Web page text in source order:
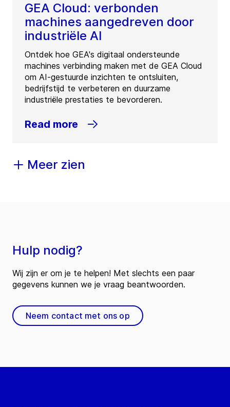
GEA Cloud: verbonden
machines aangedreven door
industriële AI
Ontdek hoe GEA's digitaal ondersteunde
machines verbinding maken met de GEA Cloud
om AI-gestuurde inzichten te ontsluiten,
bedrijfstijd te verbeteren en duurzame
industriële prestaties te bevorderen.
Read more
Meer zien
Hulp nodig?
Wij zijn er om je te helpen! Met slechts een paar
gegevens kunnen we je vraag beantwoorden.
Neem contact met ons op